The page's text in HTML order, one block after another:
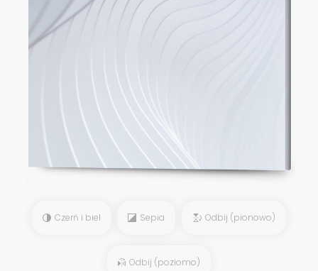
Czerń i biel Sepia Odbij (pionowo)
Odbij (poziomo)